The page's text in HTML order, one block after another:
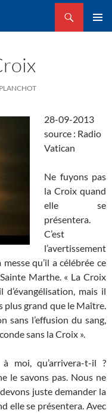
28-09-2013
source : Radio
Vatican
Ne fuyons pas
la Croix quand
elle se
présentera.
C’est
l’avertissement
qu’il a célébrée ce
Marthe. « La Croix
mais il
plus grand que le Maître.
sans l’effusion du sang,
sans la Croix ».
moi, qu’arrivera-t-il ?
le savons pas. Nous ne
juste demander la
elle se présentera. Avec